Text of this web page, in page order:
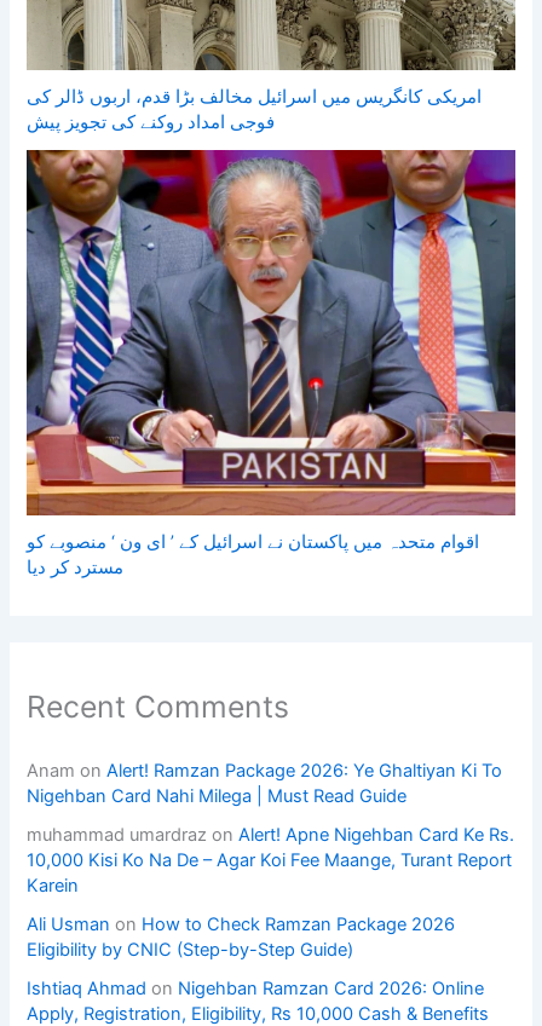
امریکی کانگریس میں اسرائیل مخالف بڑا قدم، اربوں ڈالر کی
فوجی امداد روکنے کی تجویز پیش
اقوام متحدہ میں پاکستان نے اسرائیل کے ’ ای ون ‘ منصوبے کو
مسترد کر دیا
Recent Comments
Anam onAlert! Ramzan Package 2026: Ye Ghaltiyan Ki To
Nigehban Card Nahi Milega | Must Read Guide
muhammad umardraz onAlert! Apne Nigehban Card Ke Rs.
10,000 Kisi Ko Na De – Agar Koi Fee Maange, Turant Report
Karein
Ali Usman on How to Check Ramzan Package 2026
Eligibility by CNIC (Step-by-Step Guide)
Ishtiaq Ahmad on Nigehban Ramzan Card 2026: Online
Apply, Registration, Eligibility, Rs 10,000 Cash & Benefits